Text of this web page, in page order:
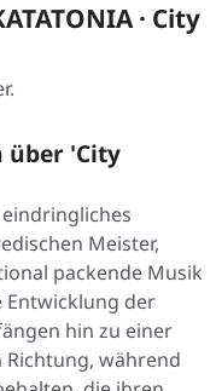
· City
'City
Meister,
packende Musik
Entwicklung der
hin zu einer
während